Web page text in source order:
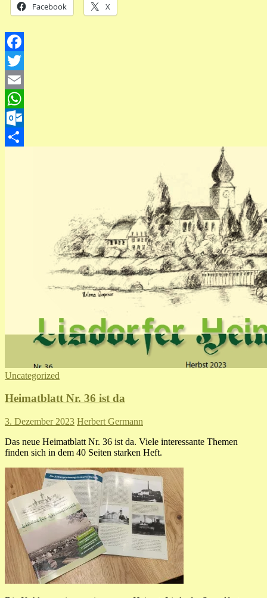
Facebook X
Facebook
Twitter
Email
WhatsApp
Outlook.com
Uncategorized
Heimatblatt Nr. 36 ist da
3. Dezember 2023 Herbert Germann
Das neue Heimatblatt Nr. 36 ist da. Viele interessante Themen
finden sich in dem 40 Seiten starken Heft.